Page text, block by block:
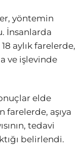
yöntemin
İnsanlarda
aylık farelerde,
ve işlevinde
elde
farelerde, aşıya
tedavi
belirlendi.